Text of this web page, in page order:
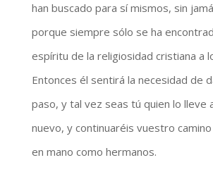
han buscado para sí mismos, sin
porque siempre sólo se ha
espíritu de la religiosidad cristiana a
Entonces él sentirá la necesidad de
paso, y tal vez seas tú quien lo lleve
nuevo, y continuaréis vuestro
en mano como hermanos.